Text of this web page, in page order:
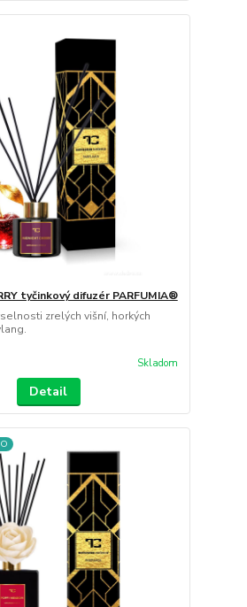
tyčinkový difuzér PARFUMIA®
zrelých višní, horkých
Skladom
Detail